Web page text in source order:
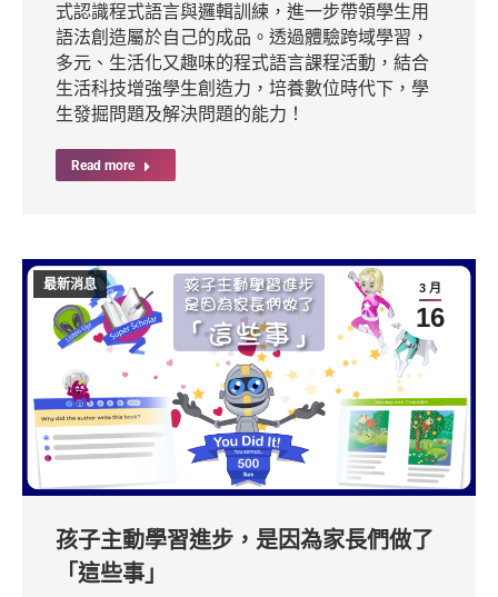
式認識程式語言與邏輯訓練，進一步帶領學生用
語法創造屬於自己的成品。透過體驗跨域學習，
多元、生活化又趣味的程式語言課程活動，結合
生活科技增強學生創造力，培養數位時代下，學
生發掘問題及解決問題的能力！
Read more
3 月
16
最新消息
孩子主動學習進步，是因為家長們做了
「這些事」